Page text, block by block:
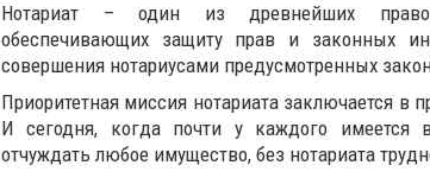
Нотариат – один из древнейших
обеспечивающих защиту прав и законных
совершения нотариусами предусмотренных
Приоритетная миссия нотариата заключается
И сегодня, когда почти у каждого имеется
отчуждать любое имущество, без нотариата